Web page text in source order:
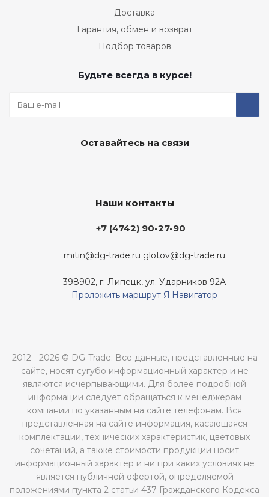
Доставка
Гарантия, обмен и возврат
Подбор товаров
Будьте всегда в курсе!
Оставайтесь на связи
Наши контакты
+7 (4742) 90-27-90
mitin@dg-trade.ru glotov@dg-trade.ru
398902, г. Липецк, ул. Ударников 92А
Проложить маршрут Я.Навигатор
2012 - 2026 © DG-Trade. Все данные, представленные на
сайте, носят сугубо информационный характер и не
являются исчерпывающими. Для более подробной
информации следует обращаться к менеджерам
компании по указанным на сайте телефонам. Вся
представленная на сайте информация, касающаяся
комплектации, технических характеристик, цветовых
сочетаний, а также стоимости продукции носит
информационный характер и ни при каких условиях не
является публичной офертой, определяемой
положениями пункта 2 статьи 437 Гражданского Кодекса